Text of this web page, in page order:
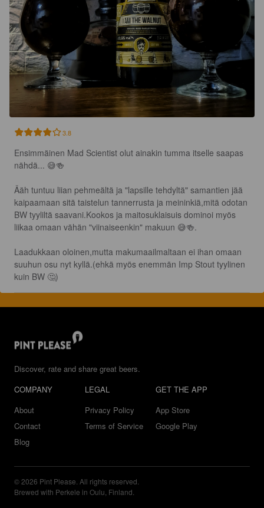
3.8
Ensimmäinen Mad Scientist olut ainakin tumma itselle saapas
nähdä... 😅🍻
Ääh tuntuu liian pehmeältä ja "lapsille tehdyltä" samantien jää
kaipaamaan sitä taistelun tannerrusta ja meininkiä,mitä odotan
BW tyyliltä saavani.Kookos ja maitosuklaisuis dominoi myös
liikaa omaan vähän "viinaiseenkin" makuun 😅🍻.
Laadukkaan oloinen,mutta makumaailmaltaan ei ihan omaan
suuhun osu nyt kyllä.(ehkä myös enemmän Imp Stout tyylinen
kuin BW 🤔)
Discover, rate and share great beers.
COMPANY
About
Contact
Blog
LEGAL
Privacy Policy
Terms of Service
GET THE APP
App Store
Google Play
© 2026 Pint Please. All rights reserved.
Brewed with Perkele in Oulu, Finland.